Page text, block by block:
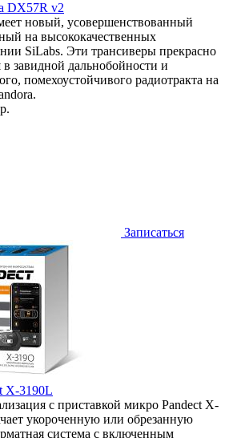
DX57R v2
новый, усовершенствованный
на высококачественных
SiLabs. Эти трансиверы прекрасно
в завидной дальнобойности и
помехоустойчивого радиотракта на
Записаться
X-3190L
с приставкой микро Pandect X-
укороченную или обрезанную
система с включенным